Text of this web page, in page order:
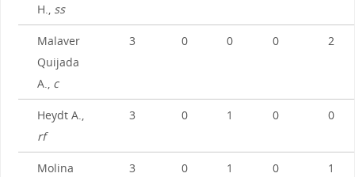
H., ss
Malaver
Quijada
A., c
3 0 0 0 2
Heydt A.,
rf
3 0 1 0 0
Molina
3 0 1 0 1